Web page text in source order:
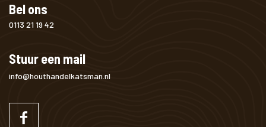
Bel ons
0113 21 19 42
Stuur een mail
info@houthandelkatsman.nl